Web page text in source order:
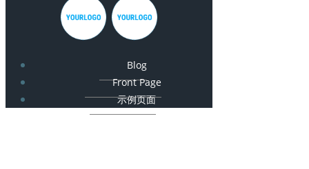
Blog
Front Page
示例页面